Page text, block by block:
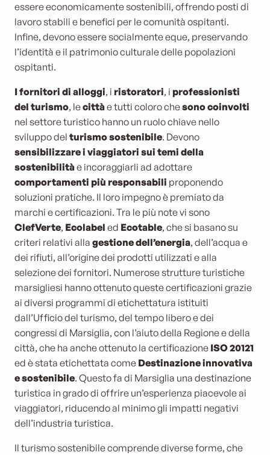
essere economicamente sostenibili, offrendo posti di
lavoro stabili e benefici per le comunità ospitanti.
Infine, devono essere socialmente eque, preservando
l’identità e il patrimonio culturale delle popolazioni
ospitanti.
I fornitori di alloggi, i ristoratori, i professionisti
del turismo, lecittàe tutti coloro chesono coinvolti
nel settore turistico hanno un ruolo chiave nello
sviluppo del turismo sostenibile. Devono
sensibilizzare i viaggiatori sui temi della
sostenibilitàe incoraggiarli ad adottare
comportamenti più responsabili proponendo
soluzioni pratiche. Il loro impegno è premiato da
marchi e certificazioni. Tra le più note vi sono
ClefVerte, Ecolabel ed Ecotable, che si basano su
criteri relativi alla gestione dell’energia, dell’acqua e
dei rifiuti, all’origine dei prodotti utilizzati e alla
selezione dei fornitori. Numerose strutture turistiche
marsigliesi hanno ottenuto queste certificazioni grazie
ai diversi programmi di etichettatura istituiti
dall’Ufficio del turismo, del tempo libero e dei
congressi di Marsiglia, con l’aiuto della Regione e della
città, che ha anche ottenuto la certificazione ISO 20121
ed è stata etichettata come Destinazione innovativa
e sostenibile. Questo fa di Marsiglia una destinazione
turistica in grado di offrire un’esperienza piacevole ai
viaggiatori, riducendo al minimo gli impatti negativi
dell’industria turistica.
Il turismo sostenibile comprende diverse forme, che